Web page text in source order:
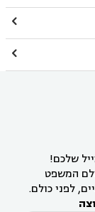


שלכם!
המשפט
לפני כולם.